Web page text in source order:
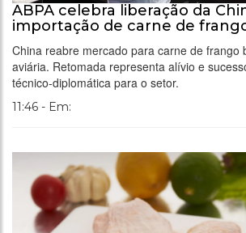
ABPA celebra liberação da
importação de carne de
China reabre mercado para carne de frango
aviária. Retomada representa alívio e
técnico-diplomática para o setor.
11:46 - Em: